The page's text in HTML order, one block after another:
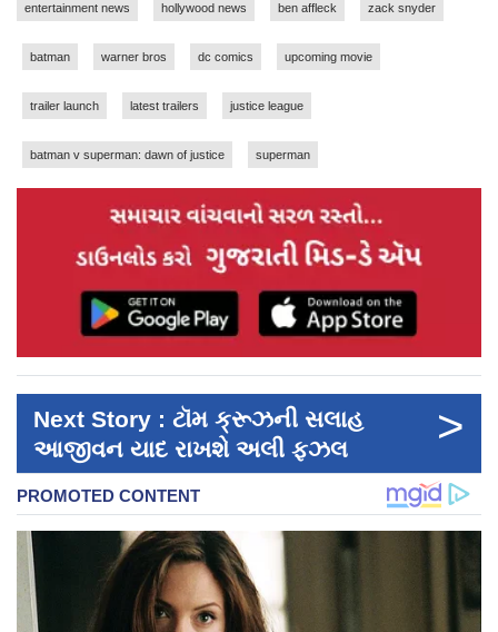
entertainment news hollywood news ben affleck zack snyder
batman warner bros dc comics upcoming movie
trailer launch latest trailers justice league
batman v superman: dawn of justice superman
Next Story : ટૉમ ક્રૂઝની સલાહ
આજીવન યાદ રાખશે અલી ફઝલ
>